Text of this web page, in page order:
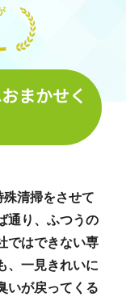
まかせく
清掃をさせて
通り、ふつうの
ではできない専
、一見きれいに
いが戻ってくる